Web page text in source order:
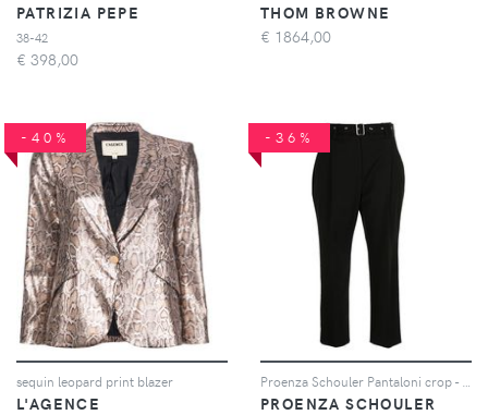
PATRIZIA PEPE
38-42
€ 398,00
THOM BROWNE
€ 1864,00
-40%
sequin leopard print blazer
L'AGENCE
-36%
PROENZA SCHOULER